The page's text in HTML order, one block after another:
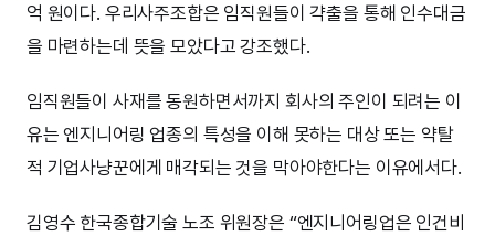
억 원이다. 우리사주조합은 임직원들이 갹출을 통해 인수대금
을 마련하는데 뜻을 모았다고 강조했다.
임직원들이 사재를 동원하면서까지 회사의 주인이 되려는 이
유는 엔지니어링 업종의 특성을 이해 못하는 대상 또는 약탈
적 기업사냥꾼에게 매각되는 것을 막아야한다는 이유에서다.
김영수 한국종합기술 노조 위원장은 “엔지니어링업은 인건비